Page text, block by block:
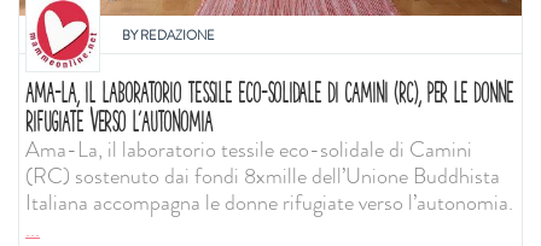
BYREDAZIONE
AMA-LA, IL LABORATORIO TESSILE ECO-SOLIDALE DI CAMINI (RC), PER LE DONNE
RIFUGIATE VERSO L’AUTONOMIA
Ama-La, il laboratorio tessile eco-solidale di Camini
(RC) sostenuto dai fondi 8xmille dell’Unione Buddhista
Italiana accompagna le donne rifugiate verso l’autonomia.
...